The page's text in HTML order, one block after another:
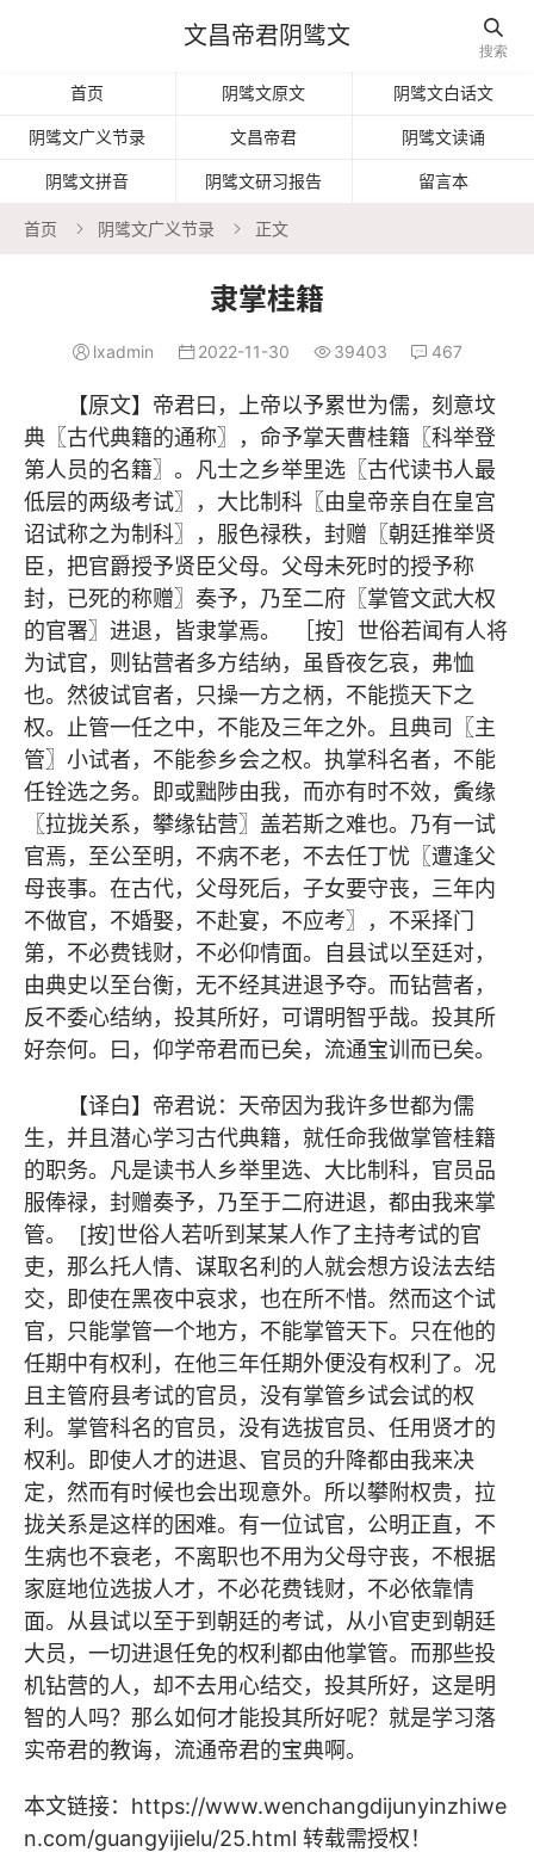
文昌帝君阴骘文 
搜索
首页 阴骘文原文 阴骘文白话文
阴骘文广义节录 文昌帝君 阴骘文读诵
阴骘文拼音 阴骘文研习报告 留言本
首页  阴骘文广义节录  正文
隶掌桂籍
 lxadmin  2022-11-30  39403  467
【原文】帝君曰，上帝以予累世为儒，刻意坟
典〖古代典籍的通称〗，命予掌天曹桂籍〖科举登
第人员的名籍〗。凡士之乡举里选〖古代读书人最
低层的两级考试〗，大比制科〖由皇帝亲自在皇宫
诏试称之为制科〗，服色禄秩，封赠〖朝廷推举贤
臣，把官爵授予贤臣父母。父母未死时的授予称
封，已死的称赠〗奏予，乃至二府〖掌管文武大权
的官署〗进退，皆隶掌焉。 ［按］世俗若闻有人将
为试官，则钻营者多方结纳，虽昏夜乞哀，弗恤
也。然彼试官者，只操一方之柄，不能揽天下之
权。止管一任之中，不能及三年之外。且典司〖主
管〗小试者，不能参乡会之权。执掌科名者，不能
任铨选之务。即或黜陟由我，而亦有时不效，夤缘
〖拉拢关系，攀缘钻营〗盖若斯之难也。乃有一试
官焉，至公至明，不病不老，不去任丁忧〖遭逢父
母丧事。在古代，父母死后，子女要守丧，三年内
不做官，不婚娶，不赴宴，不应考〗，不采择门
第，不必费钱财，不必仰情面。自县试以至廷对，
由典史以至台衡，无不经其进退予夺。而钻营者，
反不委心结纳，投其所好，可谓明智乎哉。投其所
好奈何。曰，仰学帝君而已矣，流通宝训而已矣。
【译白】帝君说：天帝因为我许多世都为儒
生，并且潜心学习古代典籍，就任命我做掌管桂籍
的职务。凡是读书人乡举里选、大比制科，官员品
服俸禄，封赠奏予，乃至于二府进退，都由我来掌
管。 [按]世俗人若听到某某人作了主持考试的官
吏，那么托人情、谋取名利的人就会想方设法去结
交，即使在黑夜中哀求，也在所不惜。然而这个试
官，只能掌管一个地方，不能掌管天下。只在他的
任期中有权利，在他三年任期外便没有权利了。况
且主管府县考试的官员，没有掌管乡试会试的权
利。掌管科名的官员，没有选拔官员、任用贤才的
权利。即使人才的进退、官员的升降都由我来决
定，然而有时候也会出现意外。所以攀附权贵，拉
拢关系是这样的困难。有一位试官，公明正直，不
生病也不衰老，不离职也不用为父母守丧，不根据
家庭地位选拔人才，不必花费钱财，不必依靠情
面。从县试以至于到朝廷的考试，从小官吏到朝廷
大员，一切进退任免的权利都由他掌管。而那些投
机钻营的人，却不去用心结交，投其所好，这是明
智的人吗？那么如何才能投其所好呢？就是学习落
实帝君的教诲，流通帝君的宝典啊。
本文链接： https://www.wenchangdijunyinzhiwe
n.com/guangyijielu/25.html 转载需授权！